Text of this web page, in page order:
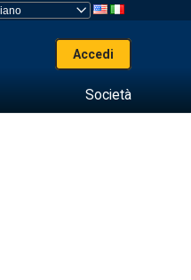
Accedi
Società